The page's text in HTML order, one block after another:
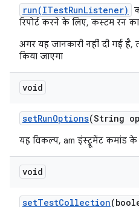
run(ITestRunListener)
रिपोर्ट करने के लिए, कस्टम रन
अगर यह जानकारी नहीं दी गई
किया जाएगा
void
setRunOptions(String
यह विकल्प, am इंस्ट्रूमेंट कमांड
void
setTestCollection